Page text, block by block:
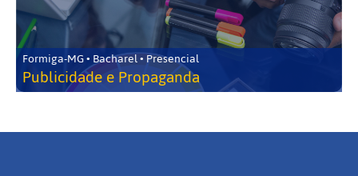
Formiga-MG • Bacharel • Presencial
Publicidade e Propaganda